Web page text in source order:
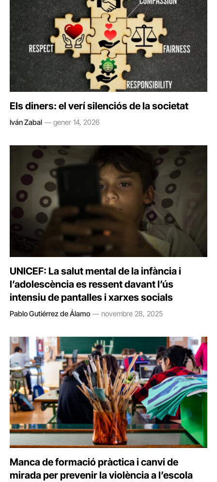
Els diners: el verí silenciós de la societat
Iván Zabal gener 14, 2026
UNICEF: La salut mental de la infància i
l’adolescència es ressent davant l’ús
intensiu de pantalles i xarxes socials
Pablo Gutiérrez de Álamo novembre 28, 2025
Manca de formació pràctica i canvi de
mirada per prevenir la violència a l’escola